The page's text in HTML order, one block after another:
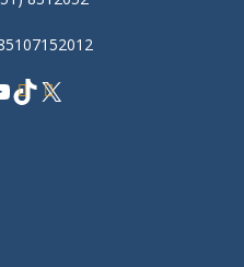
TikTok
X